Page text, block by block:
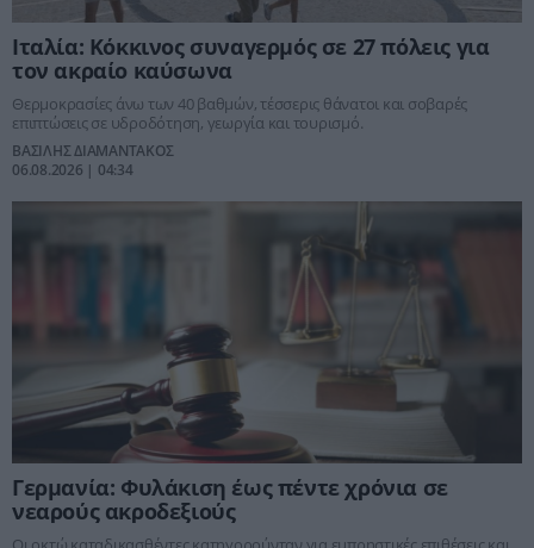
Ιταλία: Κόκκινος συναγερμός σε 27 πόλεις για
τον ακραίο καύσωνα
Θερμοκρασίες άνω των 40 βαθμών, τέσσερις θάνατοι και σοβαρές
επιπτώσεις σε υδροδότηση, γεωργία και τουρισμό.
ΒΑΣΙΛΗΣ ΔΙΑΜΑΝΤΑΚΟΣ
06.08.2026 | 04:34
Γερμανία: Φυλάκιση έως πέντε χρόνια σε
νεαρούς ακροδεξιούς